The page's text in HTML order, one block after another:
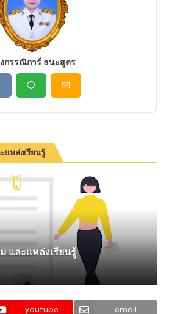
กรรณิการ์ ธนะสูตร
แหล่งเรียนรู้
และแหล่งเรียนรู้
youtube email